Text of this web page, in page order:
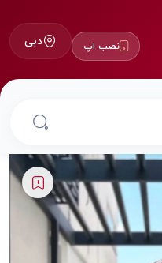
نصب اپ دبی